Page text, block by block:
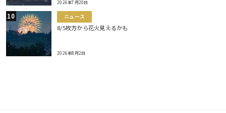
2026年7月20日
ニュース
8/5枚方から花火見えるかも
2026年8月2日